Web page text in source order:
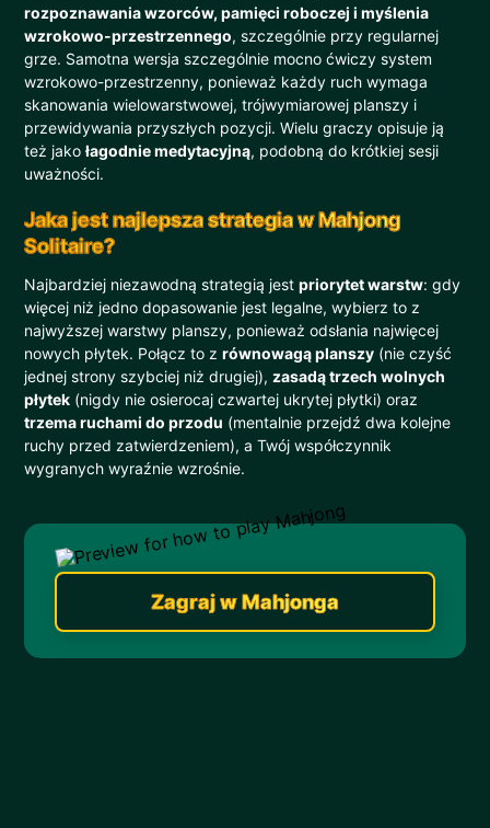
rozpoznawania wzorców, pamięci roboczej i myślenia
wzrokowo-przestrzennego, szczególnie przy regularnej
grze. Samotna wersja szczególnie mocno ćwiczy system
wzrokowo-przestrzenny, ponieważ każdy ruch wymaga
skanowania wielowarstwowej, trójwymiarowej planszy i
przewidywania przyszłych pozycji. Wielu graczy opisuje ją
też jakołagodnie medytacyjną, podobną do krótkiej sesji
uważności.
Jaka jest najlepsza strategia w Mahjong
Solitaire?
Najbardziej niezawodną strategią jestpriorytet warstw: gdy
więcej niż jedno dopasowanie jest legalne, wybierz to z
najwyższej warstwy planszy, ponieważ odsłania najwięcej
nowych płytek. Połącz to zrównowagą planszy (nie czyść
jednej strony szybciej niż drugiej), zasadą trzech wolnych
płytek (nigdy nie osierocaj czwartej ukrytej płytki) oraz
trzema ruchami do przodu (mentalnie przejdź dwa kolejne
ruchy przed zatwierdzeniem), a Twój współczynnik
wygranych wyraźnie wzrośnie.
Zagraj w Mahjonga